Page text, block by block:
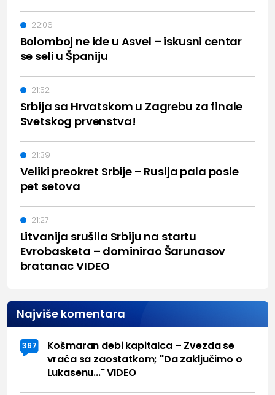
Bolomboj ne ide u Asvel – iskusni centar
se seli u Španiju
22:06
Srbija sa Hrvatskom u Zagrebu za finale
Svetskog prvenstva!
21:52
Veliki preokret Srbije – Rusija pala posle
pet setova
21:39
Litvanija srušila Srbiju na startu
Evrobasketa – dominirao Šarunasov
bratanac VIDEO
21:27
Najviše komentara
367
Košmaran debi kapitalca – Zvezda se
vraća sa zaostatkom; "Da zaključimo o
Lukasenu..." VIDEO